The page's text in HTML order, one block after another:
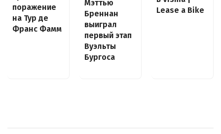
поражение
на Тур де
Франс Фамм
Мэттью
Бреннан
выиграл
первый этап
Вуэльты
Бургоса
Lease a Bike